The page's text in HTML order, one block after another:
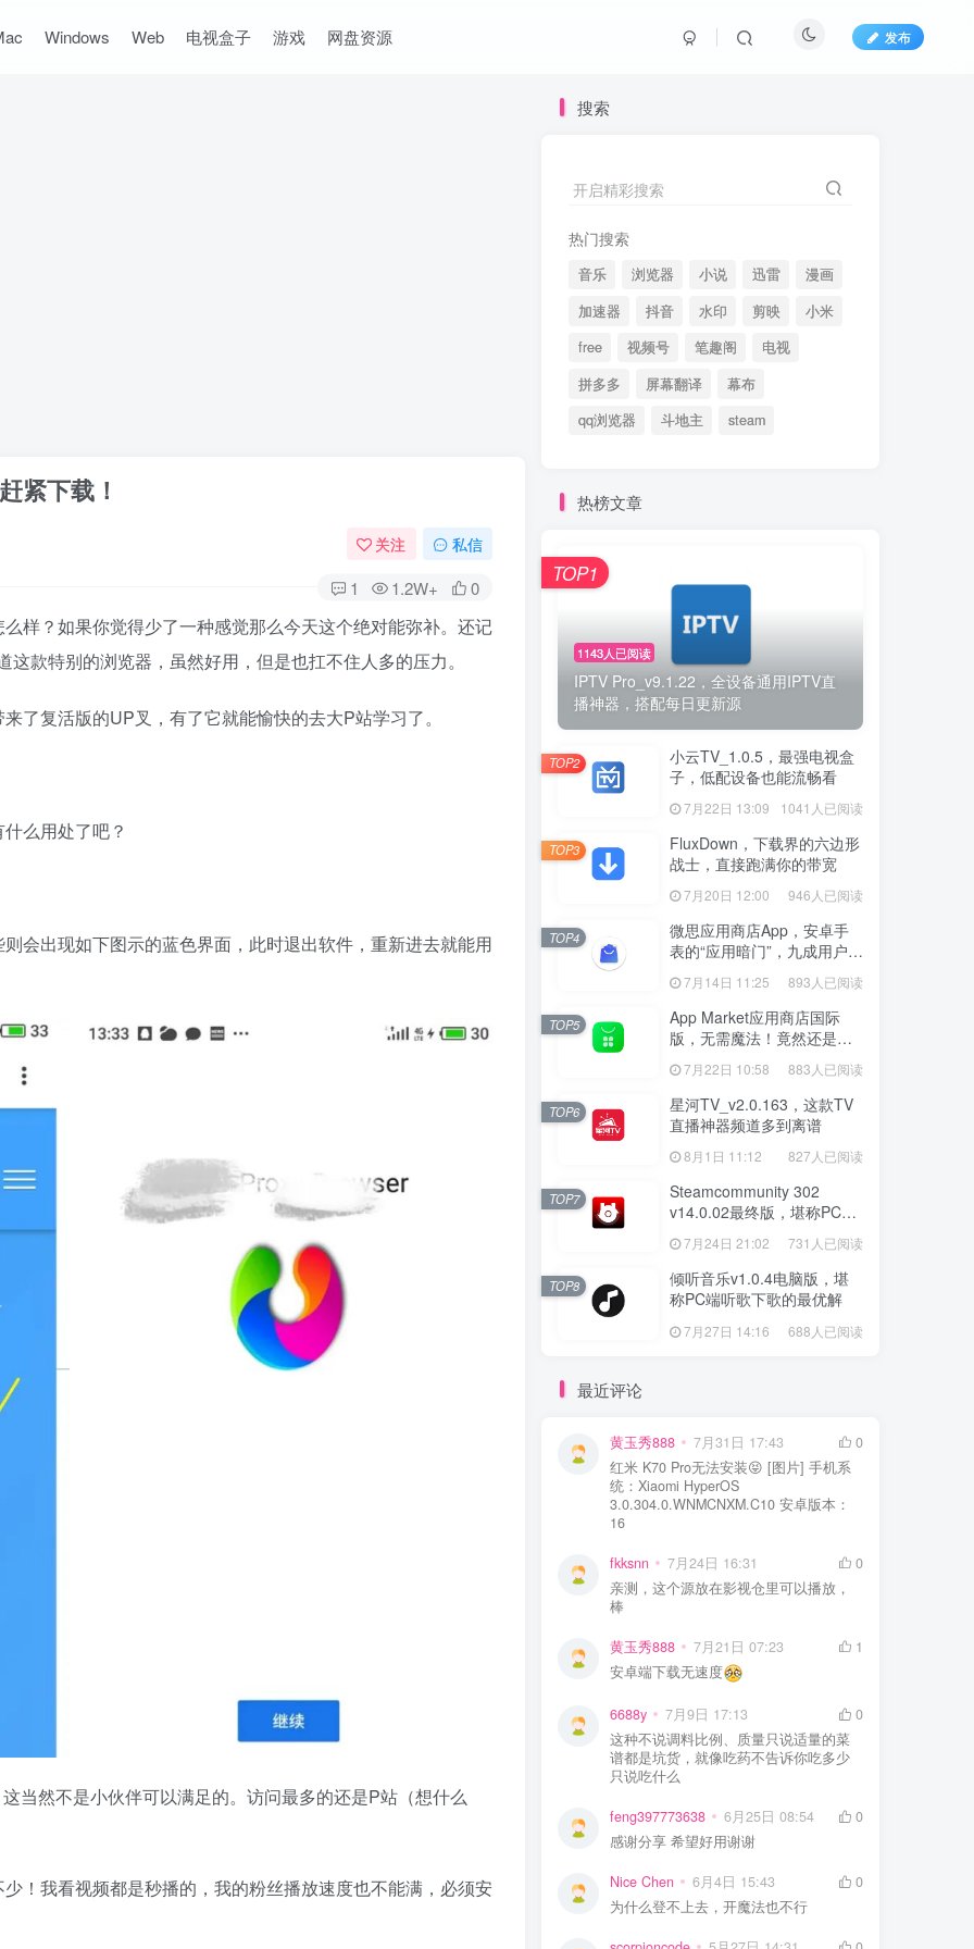
Windows Web 电视盒子 游戏 网盘资源 发布
紧下载！
关注 私信
1 1.2W+ 0
样？如果你觉得少了一种感觉那么今天这个绝对能弥补。还记
款特别的浏览器，虽然好用，但是也扛不住人多的压力。
了复活版的UP叉，有了它就能愉快的去大P站学习了。
么用处了吧？​
会出现如下图示的蓝色界面，此时退出软件，重新进去就能用
当然不是小伙伴可以满足的。访问最多的还是P站（想什么
！我看视频都是秒播的，我的粉丝播放速度也不能满，必须安
搜索
开启精彩搜索
热门搜索
音乐 浏览器 小说 迅雷
漫画
加速器
抖音 水印 剪映
小米
free
视频号 笔趣阁
电视
拼多多
屏幕翻译
幕布
qq浏览器
斗地主 steam
热榜文章
1143人已阅读
IPTV Pro_v9.1.22，全设备通用IPTV直
播神器，搭配每日更新源
TOP1
小云TV_1.0.5，最强电视盒
子，低配设备也能流畅看
7月22日 13:09 1041人已阅读
TOP2
FluxDown，下载界的六边形
战士，直接跑满你的带宽
7月20日 12:00 946人已阅读
TOP3
微思应用商店App，安卓手
表的“应用暗门”，九成用户还
没发现
7月14日 11:25 893人已阅读
TOP4
App Market应用商店国际
版，无需魔法！竟然还是大
厂出品？
7月22日 10:58 883人已阅读
TOP5
星河TV_v2.0.163，这款TV
直播神器频道多到离谱
8月1日 11:12 827人已阅读
TOP6
Steamcommunity 302
v14.0.02最终版，堪称PC玩
家必备的网络工具箱
7月24日 21:02 731人已阅读
TOP7
倾听音乐v1.0.4电脑版，堪
称PC端听歌下歌的最优解
7月27日 14:16 688人已阅读
TOP8
最近评论
黄玉秀888 7月31日 17:43
0
红米 K70 Pro无法安装😝 [图片] 手机系
统：Xiaomi HyperOS
3.0.304.0.WNMCNXM.C10 安卓版本：
16
fkksnn 7月24日 16:31
0
亲测，这个源放在影视仓里可以播放，
棒
黄玉秀888 7月21日 07:23
1
安卓端下载无速度
6688y 7月9日 17:13
0
这种不说调料比例、质量只说适量的菜
谱都是坑货，就像吃药不告诉你吃多少
只说吃什么
feng397773638 6月25日 08:54
0
感谢分享 希望好用谢谢
Nice Chen 6月4日 15:43
0
为什么登不上去，开魔法也不行